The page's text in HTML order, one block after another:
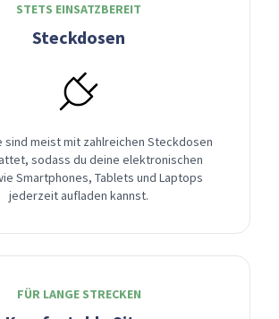
STETS EINSATZBEREIT
Steckdosen
sind meist mit zahlreichen Steckdosen
sodass du deine elektronischen
Smartphones, Tablets und Laptops
jederzeit aufladen kannst.
FÜR LANGE STRECKEN